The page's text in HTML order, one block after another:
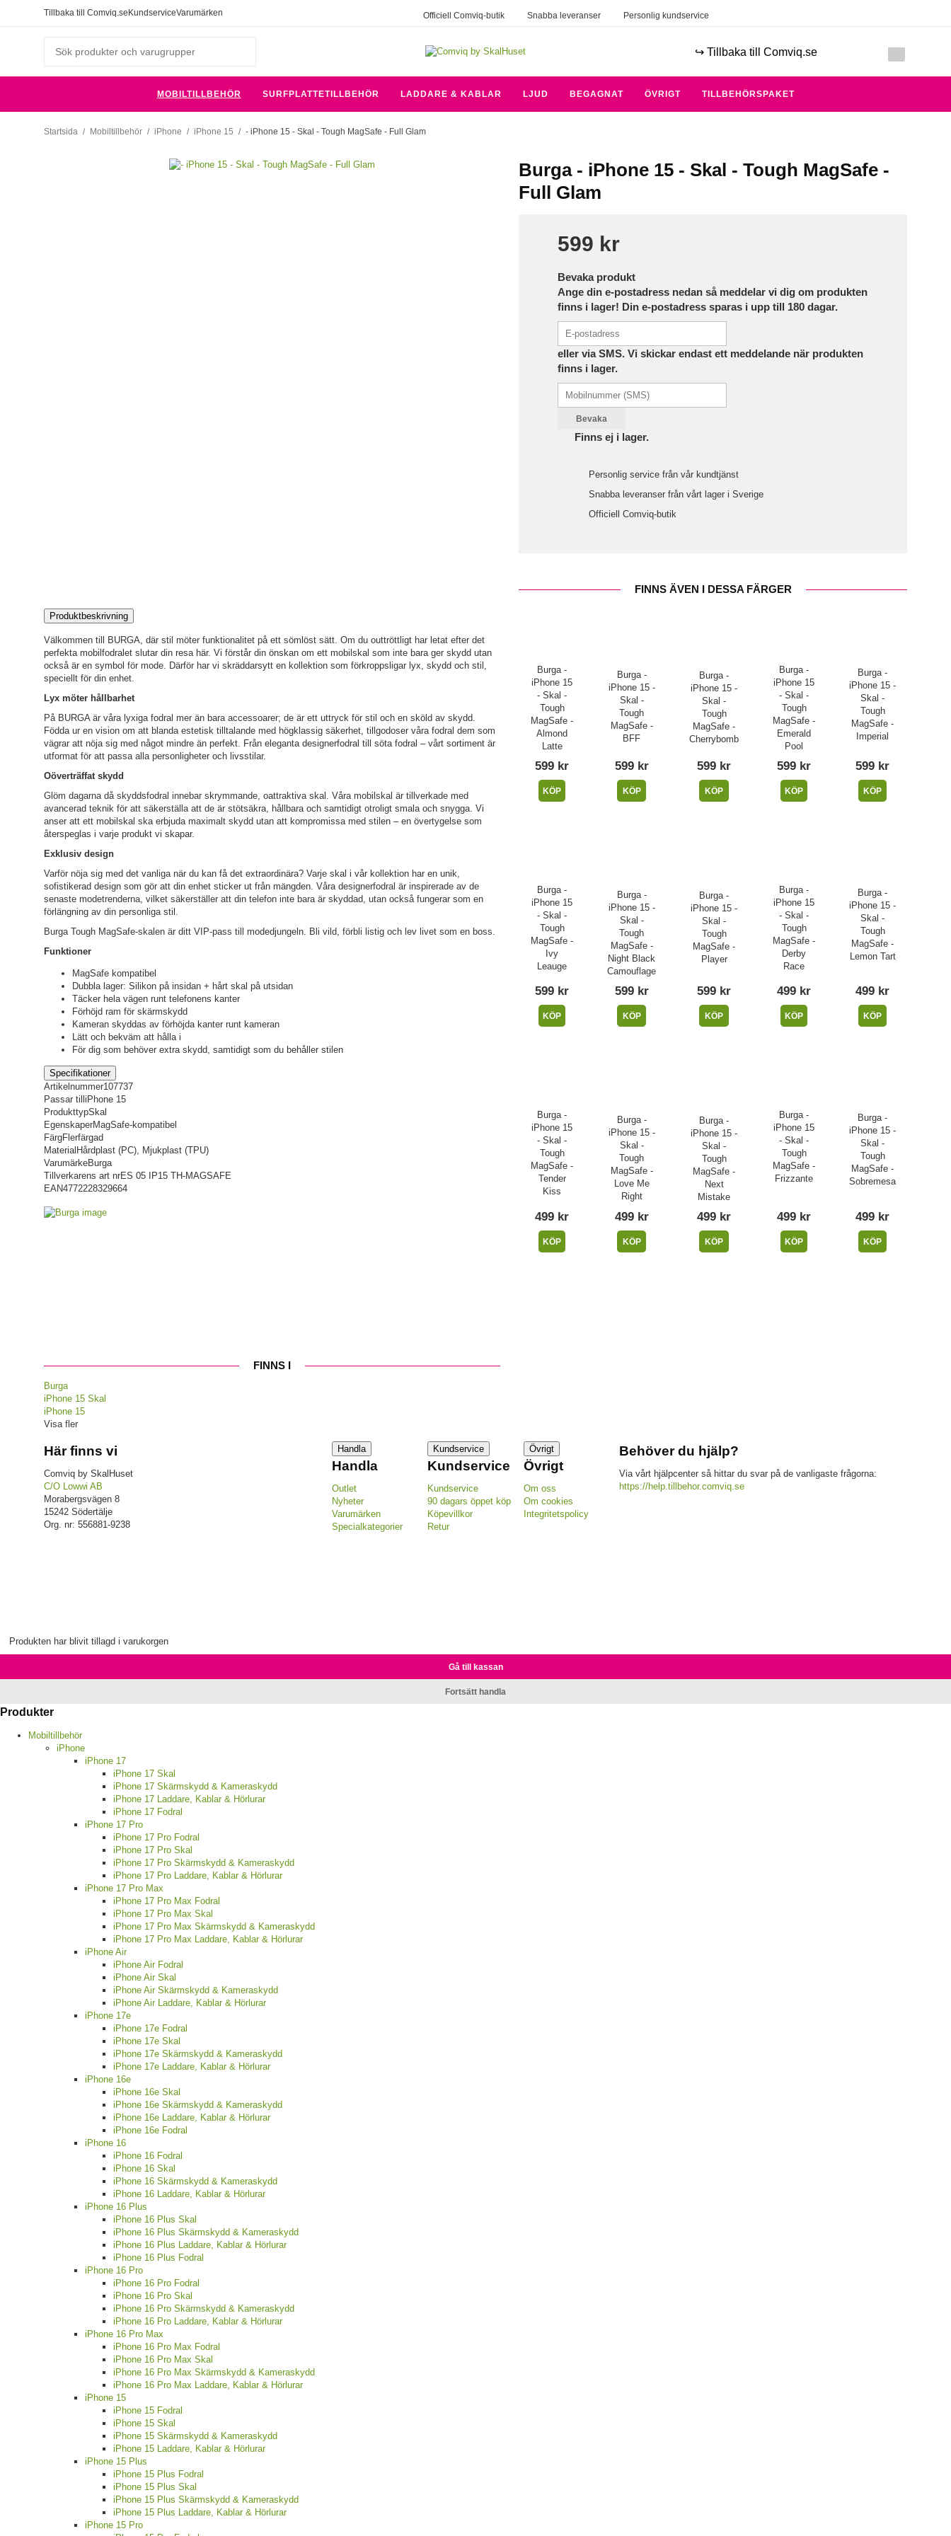
Tillbaka till Comviq.se KundserviceVarumärken Officiell Comviq-butik Snabba leveranser Personlig kundservice
↪️ Tillbaka till Comviq.se
MOBILTILLBEHÖR SURFPLATTETILLBEHÖR LADDARE & KABLAR LJUD BEGAGNAT ÖVRIGT TILLBEHÖRSPAKET
Startsida / Mobiltillbehör / iPhone / iPhone 15 / - iPhone 15 - Skal - Tough MagSafe - Full Glam
Burga - iPhone 15 - Skal - Tough MagSafe -
Full Glam
599 kr
Bevaka produkt
Ange din e-postadress nedan så meddelar vi dig om produkten
finns i lager! Din e-postadress sparas i upp till 180 dagar.
eller via SMS. Vi skickar endast ett meddelande när produkten
finns i lager.
Bevaka
Finns ej i lager.
Personlig service från vår kundtjänst
Snabba leveranser från vårt lager i Sverige
Officiell Comviq-butik
FINNS ÄVEN I DESSA FÄRGER
Burga -
iPhone 15
- Skal -
Tough
MagSafe -
Almond
Latte
599 kr
KÖP
Burga -
iPhone 15 -
Skal -
Tough
MagSafe -
BFF
599 kr
KÖP
Burga -
iPhone 15 -
Skal -
Tough
MagSafe -
Cherrybomb
599 kr
KÖP
Burga -
iPhone 15
- Skal -
Tough
MagSafe -
Emerald
Pool
599 kr
KÖP
Burga -
iPhone 15 -
Skal -
Tough
MagSafe -
Imperial
599 kr
KÖP
Burga -
iPhone 15
- Skal -
Tough
MagSafe -
Ivy
Leauge
599 kr
KÖP
Burga -
iPhone 15 -
Skal -
Tough
MagSafe -
Night Black
Camouflage
599 kr
KÖP
Burga -
iPhone 15 -
Skal -
Tough
MagSafe -
Player
599 kr
KÖP
Burga -
iPhone 15
- Skal -
Tough
MagSafe -
Derby
Race
499 kr
KÖP
Burga -
iPhone 15 -
Skal -
Tough
MagSafe -
Lemon Tart
499 kr
KÖP
Burga -
iPhone 15
- Skal -
Tough
MagSafe -
Tender
Kiss
499 kr
KÖP
Burga -
iPhone 15 -
Skal -
Tough
MagSafe -
Love Me
Right
499 kr
KÖP
Burga -
iPhone 15 -
Skal -
Tough
MagSafe -
Next
Mistake
499 kr
KÖP
Burga -
iPhone 15
- Skal -
Tough
MagSafe -
Frizzante
499 kr
KÖP
Burga -
iPhone 15 -
Skal -
Tough
MagSafe -
Sobremesa
499 kr
KÖP
Produktbeskrivning
Välkommen till BURGA, där stil möter funktionalitet på ett sömlöst sätt. Om du outtröttligt har letat efter det
perfekta mobilfodralet slutar din resa här. Vi förstår din önskan om ett mobilskal som inte bara ger skydd utan
också är en symbol för mode. Därför har vi skräddarsytt en kollektion som förkroppsligar lyx, skydd och stil,
speciellt för din enhet.
Lyx möter hållbarhet
På BURGA är våra lyxiga fodral mer än bara accessoarer; de är ett uttryck för stil och en sköld av skydd.
Födda ur en vision om att blanda estetisk tilltalande med högklassig säkerhet, tillgodoser våra fodral dem som
vägrar att nöja sig med något mindre än perfekt. Från eleganta designerfodral till söta fodral – vårt sortiment är
utformat för att passa alla personligheter och livsstilar.
Oöverträffat skydd
Glöm dagarna då skyddsfodral innebar skrymmande, oattraktiva skal. Våra mobilskal är tillverkade med
avancerad teknik för att säkerställa att de är stötsäkra, hållbara och samtidigt otroligt smala och snygga. Vi
anser att ett mobilskal ska erbjuda maximalt skydd utan att kompromissa med stilen – en övertygelse som
återspeglas i varje produkt vi skapar.
Exklusiv design
Varför nöja sig med det vanliga när du kan få det extraordinära? Varje skal i vår kollektion har en unik,
sofistikerad design som gör att din enhet sticker ut från mängden. Våra designerfodral är inspirerade av de
senaste modetrenderna, vilket säkerställer att din telefon inte bara är skyddad, utan också fungerar som en
förlängning av din personliga stil.
Burga Tough MagSafe-skalen är ditt VIP-pass till modedjungeln. Bli vild, förbli listig och lev livet som en boss.
Funktioner
MagSafe kompatibel
Dubbla lager: Silikon på insidan + hårt skal på utsidan
Täcker hela vägen runt telefonens kanter
Förhöjd ram för skärmskydd
Kameran skyddas av förhöjda kanter runt kameran
Lätt och bekväm att hålla i
För dig som behöver extra skydd, samtidigt som du behåller stilen
Specifikationer
Artikelnummer107737
Passar till iPhone 15
ProdukttypSkal
EgenskaperMagSafe-kompatibel
FärgFlerfärgad
Material Hårdplast (PC), Mjukplast (TPU)
VarumärkeBurga
Tillverkarens art nrES 05 IP15 TH-MAGSAFE
EAN4772228329664
FINNS I
Burga
iPhone 15 Skal
iPhone 15
Visa fler
Här finns vi
Comviq by SkalHuset
C/O Lowwi AB
Morabergsvägen 8
15242 Södertälje
Org. nr: 556881-9238
Handla
Handla
Outlet
Nyheter
Varumärken
Specialkategorier
Kundservice
Kundservice
Kundservice
90 dagars öppet köp
Köpevillkor
Retur
Övrigt
Övrigt
Om oss
Om cookies
Integritetspolicy
Behöver du hjälp?
Via vårt hjälpcenter så hittar du svar på de vanligaste frågorna:
https://help.tillbehor.comviq.se
Produkten har blivit tillagd i varukorgen
Gå till kassan
Fortsätt handla
Produkter
Mobiltillbehör
iPhone
iPhone 17
iPhone 17 Skal
iPhone 17 Skärmskydd & Kameraskydd
iPhone 17 Laddare, Kablar & Hörlurar
iPhone 17 Fodral
iPhone 17 Pro
iPhone 17 Pro Fodral
iPhone 17 Pro Skal
iPhone 17 Pro Skärmskydd & Kameraskydd
iPhone 17 Pro Laddare, Kablar & Hörlurar
iPhone 17 Pro Max
iPhone 17 Pro Max Fodral
iPhone 17 Pro Max Skal
iPhone 17 Pro Max Skärmskydd & Kameraskydd
iPhone 17 Pro Max Laddare, Kablar & Hörlurar
iPhone Air
iPhone Air Fodral
iPhone Air Skal
iPhone Air Skärmskydd & Kameraskydd
iPhone Air Laddare, Kablar & Hörlurar
iPhone 17e
iPhone 17e Fodral
iPhone 17e Skal
iPhone 17e Skärmskydd & Kameraskydd
iPhone 17e Laddare, Kablar & Hörlurar
iPhone 16e
iPhone 16e Skal
iPhone 16e Skärmskydd & Kameraskydd
iPhone 16e Laddare, Kablar & Hörlurar
iPhone 16e Fodral
iPhone 16
iPhone 16 Fodral
iPhone 16 Skal
iPhone 16 Skärmskydd & Kameraskydd
iPhone 16 Laddare, Kablar & Hörlurar
iPhone 16 Plus
iPhone 16 Plus Skal
iPhone 16 Plus Skärmskydd & Kameraskydd
iPhone 16 Plus Laddare, Kablar & Hörlurar
iPhone 16 Plus Fodral
iPhone 16 Pro
iPhone 16 Pro Fodral
iPhone 16 Pro Skal
iPhone 16 Pro Skärmskydd & Kameraskydd
iPhone 16 Pro Laddare, Kablar & Hörlurar
iPhone 16 Pro Max
iPhone 16 Pro Max Fodral
iPhone 16 Pro Max Skal
iPhone 16 Pro Max Skärmskydd & Kameraskydd
iPhone 16 Pro Max Laddare, Kablar & Hörlurar
iPhone 15
iPhone 15 Fodral
iPhone 15 Skal
iPhone 15 Skärmskydd & Kameraskydd
iPhone 15 Laddare, Kablar & Hörlurar
iPhone 15 Plus
iPhone 15 Plus Fodral
iPhone 15 Plus Skal
iPhone 15 Plus Skärmskydd & Kameraskydd
iPhone 15 Plus Laddare, Kablar & Hörlurar
iPhone 15 Pro